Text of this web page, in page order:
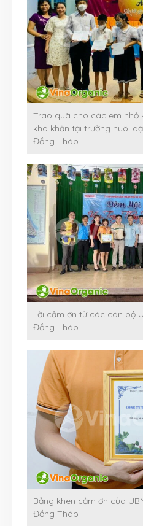
Trao quà cho các em nhỏ
khó khăn tại trường nuôi
Đồng Tháp
Lời cảm ơn từ các cán bộ
Đồng Tháp
Bằng khen cảm ơn của
Đồng Tháp